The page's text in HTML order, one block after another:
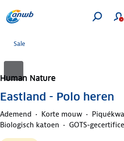
Sale
Human Nature
Eastland - Polo heren
Ademend Korte mouw
Biologisch katoen
GOTS-